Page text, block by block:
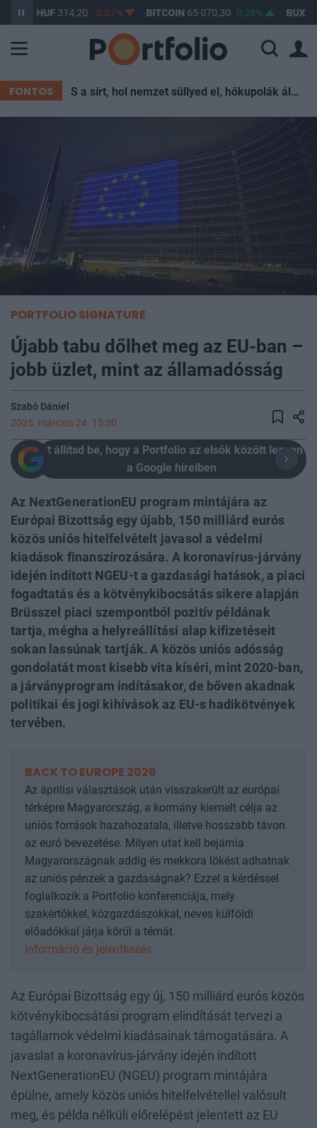
HUF 314,20 -0,87% BITCOIN65 070,30 0,28% BUX 148
FONTOS S a sírt, hol nemzet süllyed el, hőkupolák állják körül
PORTFOLIO SIGNATURE
Újabb tabu dőlhet meg az EU-ban –
jobb üzlet, mint az államadósság
Szabó Dániel
2025. március 24. 15:30
Itt állítsd be, hogy a Portfolio az elsők között legyen
a Google híreiben
Az NextGenerationEU program mintájára az
Európai Bizottság egy újabb, 150 milliárd eurós
közös uniós hitelfelvételt javasol a védelmi
kiadások finanszírozására. A koronavírus-járvány
idején indított NGEU-t a gazdasági hatások, a piaci
fogadtatás és a kötvénykibocsátás sikere alapján
Brüsszel piaci szempontból pozitív példának
tartja, mégha a helyreállítási alap kifizetéseit
sokan lassúnak tartják. A közös uniós adósság
gondolatát most kisebb vita kíséri, mint 2020-ban,
a járványprogram indításakor, de bőven akadnak
politikai és jogi kihívások az EU-s hadikötvények
tervében.
BACK TO EUROPE 2026
Az áprilisi választások után visszakerült az európai
térképre Magyarország, a kormány kiemelt célja az
uniós források hazahozatala, illetve hosszabb távon
az euró bevezetése. Milyen utat kell bejárnia
Magyarországnak addig és mekkora lökést adhatnak
az uniós pénzek a gazdaságnak? Ezzel a kérdéssel
foglalkozik a Portfolio konferenciája, mely
szakértőkkel, közgazdászokkal, neves külföldi
előadókkal járja körül a témát.
Információ és jelentkezés
Az Európai Bizottság egy új, 150 milliárd eurós közös
kötvénykibocsátási program elindítását tervezi a
tagállamok védelmi kiadásainak támogatására. A
javaslat a koronavírus-járvány idején indított
NextGenerationEU (NGEU) program mintájára
épülne, amely közös uniós hitelfelvétellel valósult
meg, és példa nélküli előrelépést jelentett az EU